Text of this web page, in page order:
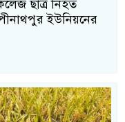
ছাত্র নিহত
ইউনিয়নের